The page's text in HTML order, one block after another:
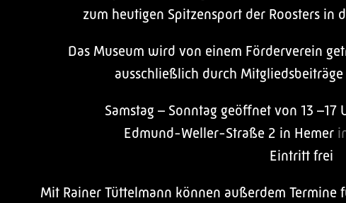
zum heutigen Spitzensport der Roosters in
Das Museum wird von einem Förderverein
ausschließlich durch
Samstag – Sonntag geöffnet von 13
Edmund-Weller-Straße 2 in Hemer
Eintritt frei
Mit Rainer Tüttelmann können außerdem Termine